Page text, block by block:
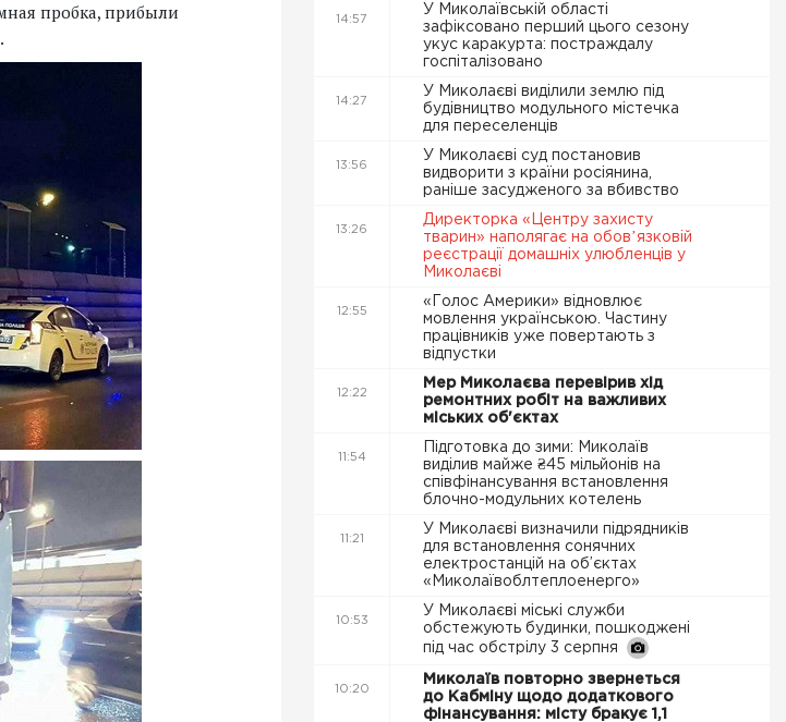
пробка, прибыли
14:57
У Миколаївській області
зафіксовано перший цього сезону
укус каракурта: постраждалу
госпіталізовано
14:27
У Миколаєві виділили землю під
будівництво модульного містечка
для переселенців
13:56
У Миколаєві суд постановив
видворити з країни росіянина,
раніше засудженого за вбивство
13:26
Директорка «Центру захисту
тварин» наполягає на обовʼязковій
реєстрації домашніх улюбленців у
Миколаєві
12:55
«Голос Америки» відновлює
мовлення українською. Частину
працівників уже повертають з
відпустки
12:22
Мер Миколаєва перевірив хід
ремонтних робіт на важливих
міських об'єктах
11:54
Підготовка до зими: Миколаїв
виділив майже ₴45 мільйонів на
співфінансування встановлення
блочно-модульних котелень
11:21
У Миколаєві визначили підрядників
для встановлення сонячних
електростанцій на об’єктах
«Миколаївоблтеплоенерго»
10:53
У Миколаєві міські служби
обстежують будинки, пошкоджені
під час обстрілу 3 серпня
10:20
Миколаїв повторно звернеться
до Кабміну щодо додаткового
фінансування: місту бракує 1,1